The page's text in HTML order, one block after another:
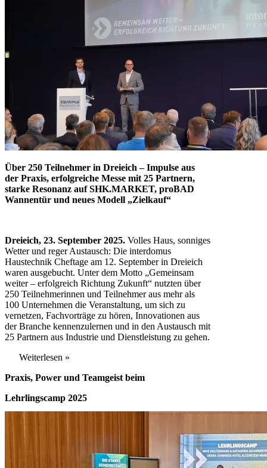
Über 250 Teilnehmer in Dreieich – Impulse aus
der Praxis, erfolgreiche Messe mit 25 Partnern,
starke Resonanz aufSHK.MARKET, proBAD
Wannentür und neues Modell „Zielkauf“
Dreieich, 23. September 2025. Volles Haus, sonniges
Wetter und reger Austausch: Die interdomus
Haustechnik Cheftage am 12. September in Dreieich
waren ausgebucht. Unter dem Motto „Gemeinsam
weiter – erfolgreich Richtung Zukunft“ nutzten über
250 Teilnehmerinnen und Teilnehmer aus mehr als
100 Unternehmen die Veranstaltung, um sich zu
vernetzen, Fachvorträge zu hören, Innovationen aus
der Branche kennenzulernen und in den Austausch mit
25 Partnern aus Industrie und Dienstleistung zu gehen.
Weiterlesen »
Praxis, Power und Teamgeist beim
Lehrlingscamp 2025